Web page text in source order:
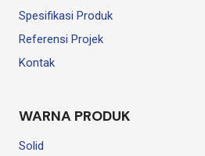
Spesifikasi Produk
Referensi Projek
Kontak
WARNA PRODUK
Solid